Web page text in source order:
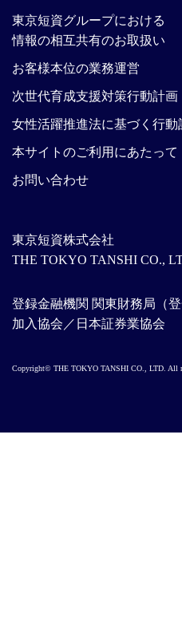
東京短資株式会社
THE TOKYO TANSHI CO.,
登録金融機関 関東財務局（
加入協会／日本証券業協会
東京短資グループにおける
情報の相互共有のお取扱い
お客様本位の業務運営
次世代育成支援対策行動計画
女性活躍推進法に基づく行動
本サイトのご利用にあたって
お問い合わせ
Copyright© THE TOKYO TANSHI CO., LTD. All